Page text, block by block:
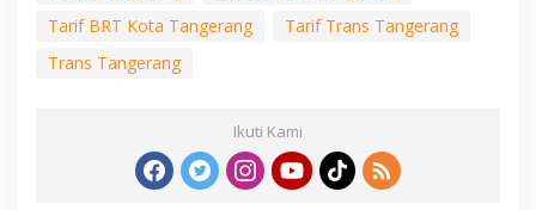
Tarif BRT Kota Tangerang
Tarif Trans Tangerang
Trans Tangerang
Ikuti Kami